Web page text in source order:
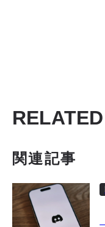
RELATED
関連記事